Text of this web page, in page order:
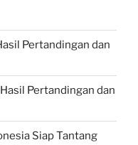
Pertandingan dan
Pertandingan dan
Siap Tantang